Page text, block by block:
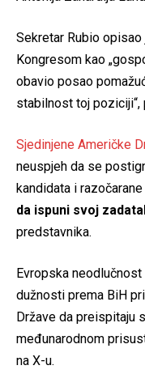
Sekretar Rubio
Kongresom kao
obavio posao
stabilnost toj poziciji“,
Sjedinjene Američke
neuspjeh da se
kandidata i
da ispuni svoj
predstavnika.
Evropska
dužnosti prema BiH
Države da preispitaju
međunarodnom
na X-u.